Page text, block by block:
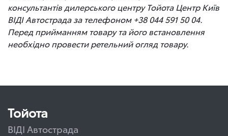
консультантів дилерського центру Тойота Центр Київ
ВІДІ Автострада за телефоном +38 044 591 50 04.
Перед прийманням товару та його встановлення
необхідно провести ретельний огляд товару.
Тойота
ВІДІ Автострада